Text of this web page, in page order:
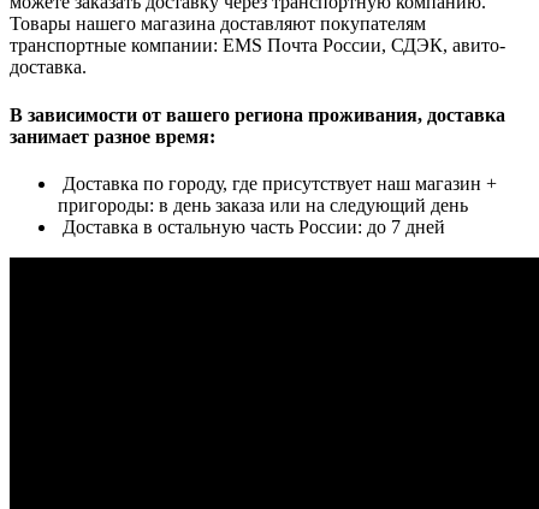
Товары нашего магазина доставляют покупателям
транспортные компании: EMS Почта России, СДЭК, авито-
доставка.
В зависимости от вашего региона проживания, доставка
занимает разное время:
Доставка по городу, где присутствует наш магазин +
пригороды: в день заказа или на следующий день
Доставка в остальную часть России: до 7 дней